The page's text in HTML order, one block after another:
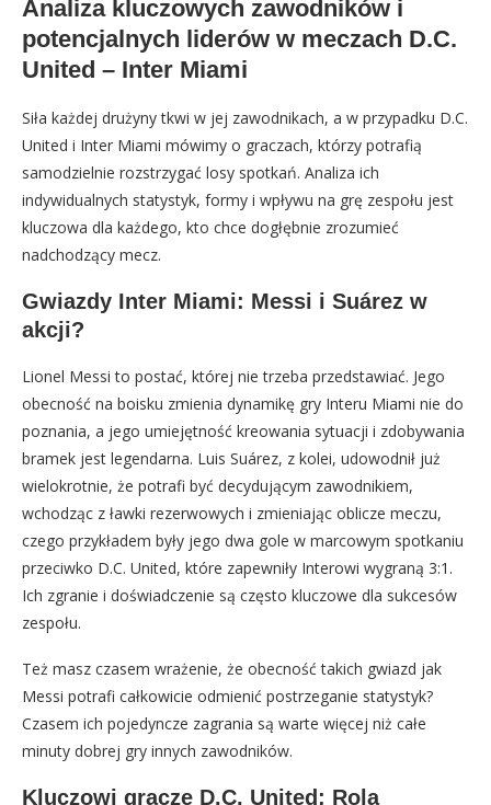
Analiza kluczowych zawodników i
potencjalnych liderów w meczach D.C.
United – Inter Miami
Siła każdej drużyny tkwi w jej zawodnikach, a w przypadku D.C.
United i Inter Miami mówimy o graczach, którzy potrafią
samodzielnie rozstrzygać losy spotkań. Analiza ich
indywidualnych statystyk, formy i wpływu na grę zespołu jest
kluczowa dla każdego, kto chce dogłębnie zrozumieć
nadchodzący mecz.
Gwiazdy Inter Miami: Messi i Suárez w
akcji?
Lionel Messi to postać, której nie trzeba przedstawiać. Jego
obecność na boisku zmienia dynamikę gry Interu Miami nie do
poznania, a jego umiejętność kreowania sytuacji i zdobywania
bramek jest legendarna. Luis Suárez, z kolei, udowodnił już
wielokrotnie, że potrafi być decydującym zawodnikiem,
wchodząc z ławki rezerwowych i zmieniając oblicze meczu,
czego przykładem były jego dwa gole w marcowym spotkaniu
przeciwko D.C. United, które zapewniły Interowi wygraną 3:1.
Ich zgranie i doświadczenie są często kluczowe dla sukcesów
zespołu.
Też masz czasem wrażenie, że obecność takich gwiazd jak
Messi potrafi całkowicie odmienić postrzeganie statystyk?
Czasem ich pojedyncze zagrania są warte więcej niż całe
minuty dobrej gry innych zawodników.
Kluczowi gracze D.C. United: Rola